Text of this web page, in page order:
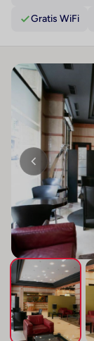
Gratis WiFi